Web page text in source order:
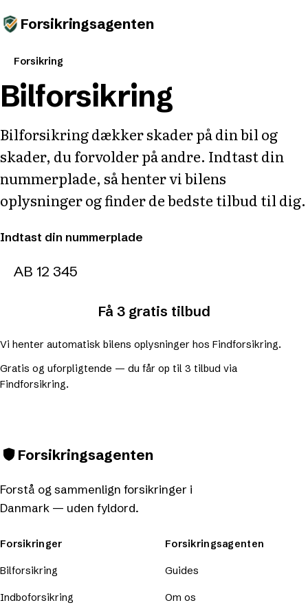
Forsikringsagenten
Forsikring
Bilforsikring
Bilforsikring dækker skader på din bil og
skader, du forvolder på andre. Indtast din
nummerplade, så henter vi bilens
oplysninger og finder de bedste tilbud til dig.
Indtast din nummerplade
Få 3 gratis tilbud
Vi henter automatisk bilens oplysninger hos Findforsikring.
Gratis og uforpligtende — du får op til 3 tilbud via
Findforsikring.
Forsikringsagenten
Forstå og sammenlign forsikringer i
Danmark — uden fyldord.
Forsikringer
Bilforsikring
Indboforsikring
Forsikringsagenten
Guides
Om os